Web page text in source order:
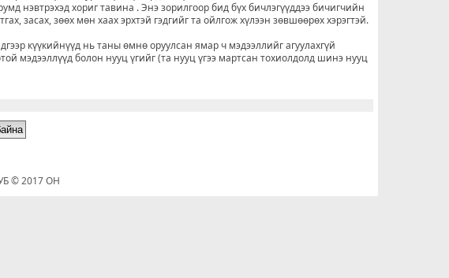
нэвтрэхэд хориг тавина . Энэ зорилгоор бид бүх бичлэгүүддээ бичигчийн
засах, зөөх мөн хаах эрхтэй гэдгийг та ойлгож хүлээн зөвшөөрөх хэрэгтэй.
күүкийнүүд нь таны өмнө оруулсан ямар ч мэдээллийг агуулахгүй
мэдээллүүд болон нууц үгийг (та нууц үгээ мартсан тохиолдолд шинэ нууц
© 2017 ОН